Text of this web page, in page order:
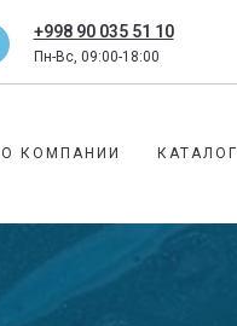
+998 90 035 51 10
Пн-Вс, 09:00-18:00
О КОМПАНИИ КАТАЛОГ